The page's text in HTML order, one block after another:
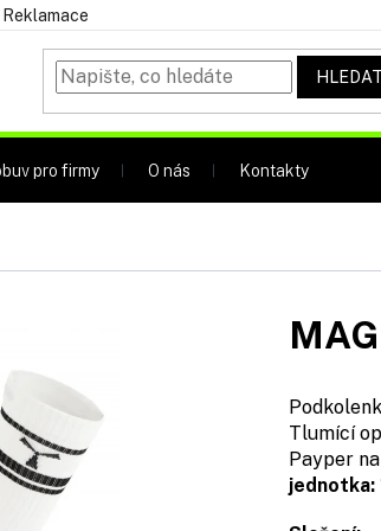
Reklamace
HLEDAT
pro firmy O nás Kontakty
Tlumící
Payper
jednotka: